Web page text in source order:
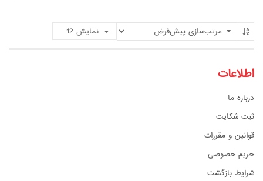
نمایش 12
اطلاعات
درباره ما
ثبت شکایت
قوانین و مقررات
حریم خصوصی
شرایط بازگشت